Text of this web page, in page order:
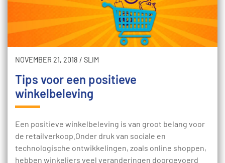
NOVEMBER 21, 2018 / SLIM
Tips voor een positieve
winkelbeleving
Een positieve winkelbeleving is van groot belang voor
de retailverkoop.Onder druk van sociale en
technologische ontwikkelingen, zoals online shoppen,
hebben winkeliers veel veranderingen doorgevoerd